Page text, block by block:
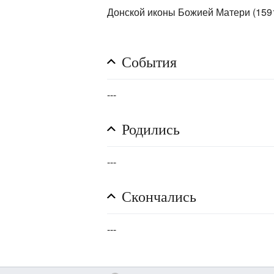
Донской иконы Божией Матери
События
---
Родились
---
Скончались
---